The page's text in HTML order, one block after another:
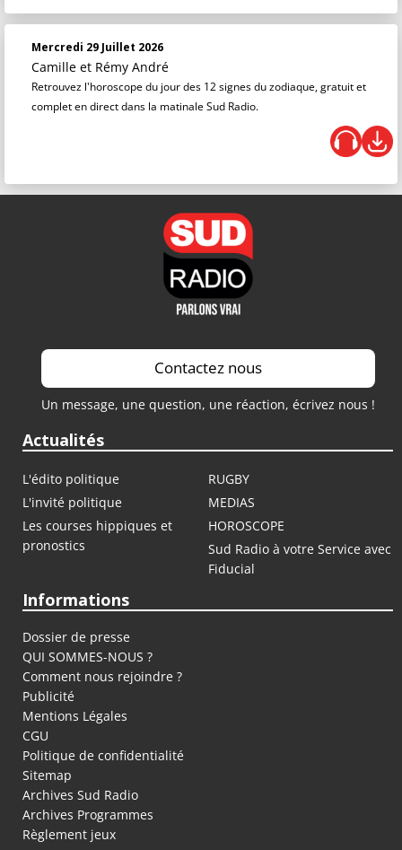
Mercredi 29 Juillet 2026
Camille et Rémy André
Retrouvez l'horoscope du jour des 12 signes du zodiaque, gratuit et
complet en direct dans la matinale Sud Radio.
Contactez nous
Un message, une question, une réaction, écrivez nous !
Actualités
L'édito politique
RUGBY
L'invité politique
MEDIAS
Les courses hippiques et
pronostics
HOROSCOPE
Sud Radio à votre Service avec
Fiducial
Informations
Dossier de presse
QUI SOMMES-NOUS ?
Comment nous rejoindre ?
Publicité
Mentions Légales
CGU
Politique de confidentialité
Sitemap
Archives Sud Radio
Archives Programmes
Règlement jeux